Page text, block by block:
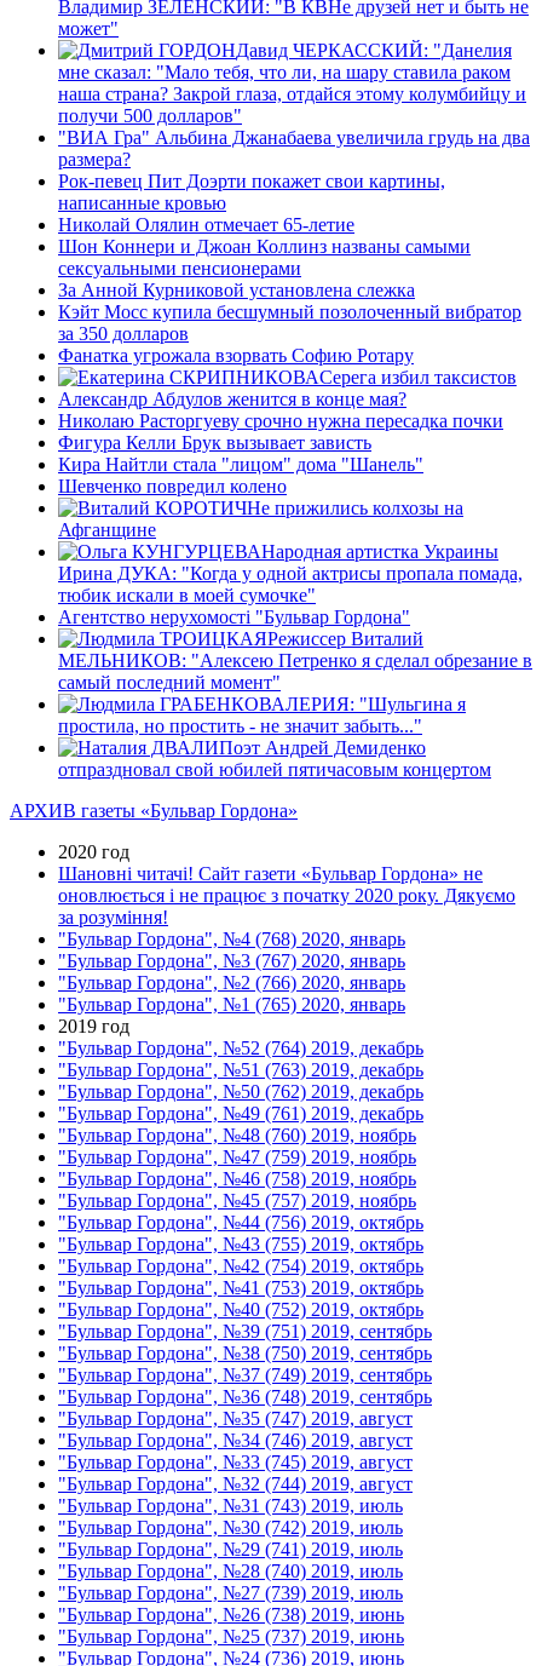
Владимир ЗЕЛЕНСКИЙ: "В КВНе друзей нет и быть не
может"
Давид ЧЕРКАССКИЙ: "Данелия
мне сказал: "Мало тебя, что ли, на шару ставила раком
наша страна? Закрой глаза, отдайся этому колумбийцу и
получи 500 долларов"
"ВИА Гра" Альбина Джанабаева увеличила грудь на два
размера?
Рок-певец Пит Доэрти покажет свои картины,
написанные кровью
Николай Олялин отмечает 65-летие
Шон Коннери и Джоан Коллинз названы самыми
сексуальными пенсионерами
За Анной Курниковой установлена слежка
Кэйт Мосс купила бесшумный позолоченный вибратор
за 350 долларов
Фанатка угрожала взорвать Софию Ротару
Серега избил таксистов
Александр Абдулов женится в конце мая?
Николаю Расторгуеву срочно нужна пересадка почки
Фигура Келли Брук вызывает зависть
Кира Найтли стала "лицом" дома "Шанель"
Шевченко повредил колено
Не прижились колхозы на
Афганщине
Народная артистка Украины
Ирина ДУКА: "Когда у одной актрисы пропала помада,
тюбик искали в моей сумочке"
Агентство нерухомості "Бульвар Гордона"
Режиссер Виталий
МЕЛЬНИКОВ: "Алексею Петренко я сделал обрезание в
самый последний момент"
ВАЛЕРИЯ: "Шульгина я
простила, но простить - не значит забыть..."
Поэт Андрей Демиденко
отпраздновал свой юбилей пятичасовым концертом
АРХИВ газеты «Бульвар Гордона»
2020 год
Шановні читачі! Сайт газети «Бульвар Гордона» не
оновлюється і не працює з початку 2020 року. Дякуємо
за розуміння!
"Бульвар Гордона", №4 (768) 2020, январь
"Бульвар Гордона", №3 (767) 2020, январь
"Бульвар Гордона", №2 (766) 2020, январь
"Бульвар Гордона", №1 (765) 2020, январь
2019 год
"Бульвар Гордона", №52 (764) 2019, декабрь
"Бульвар Гордона", №51 (763) 2019, декабрь
"Бульвар Гордона", №50 (762) 2019, декабрь
"Бульвар Гордона", №49 (761) 2019, декабрь
"Бульвар Гордона", №48 (760) 2019, ноябрь
"Бульвар Гордона", №47 (759) 2019, ноябрь
"Бульвар Гордона", №46 (758) 2019, ноябрь
"Бульвар Гордона", №45 (757) 2019, ноябрь
"Бульвар Гордона", №44 (756) 2019, октябрь
"Бульвар Гордона", №43 (755) 2019, октябрь
"Бульвар Гордона", №42 (754) 2019, октябрь
"Бульвар Гордона", №41 (753) 2019, октябрь
"Бульвар Гордона", №40 (752) 2019, октябрь
"Бульвар Гордона", №39 (751) 2019, сентябрь
"Бульвар Гордона", №38 (750) 2019, сентябрь
"Бульвар Гордона", №37 (749) 2019, сентябрь
"Бульвар Гордона", №36 (748) 2019, сентябрь
"Бульвар Гордона", №35 (747) 2019, август
"Бульвар Гордона", №34 (746) 2019, август
"Бульвар Гордона", №33 (745) 2019, август
"Бульвар Гордона", №32 (744) 2019, август
"Бульвар Гордона", №31 (743) 2019, июль
"Бульвар Гордона", №30 (742) 2019, июль
"Бульвар Гордона", №29 (741) 2019, июль
"Бульвар Гордона", №28 (740) 2019, июль
"Бульвар Гордона", №27 (739) 2019, июль
"Бульвар Гордона", №26 (738) 2019, июнь
"Бульвар Гордона", №25 (737) 2019, июнь
"Бульвар Гордона", №24 (736) 2019, июнь